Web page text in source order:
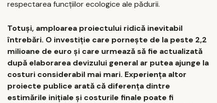
respectarea funcțiilor ecologice ale pădurii.
Totuși, amploarea proiectului ridică inevitabil
întrebări. O investiție care pornește de la peste 2,2
milioane de euro și care urmează să fie actualizată
după elaborarea devizului general ar putea ajunge la
costuri considerabil mai mari. Experiența altor
proiecte publice arată că diferența dintre
estimările inițiale și costurile finale poate fi